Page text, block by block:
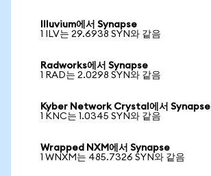
Illuvium에서 Synapse
1 ILV는 29.6938 SYN와 같음
Radworks에서 Synapse
1 RAD는 2.0298 SYN와 같음
Kyber Network Crystal에서 Synapse
1 KNC는 1.0345 SYN와 같음
Wrapped NXM에서 Synapse
1 WNXM는 485.7326 SYN와 같음